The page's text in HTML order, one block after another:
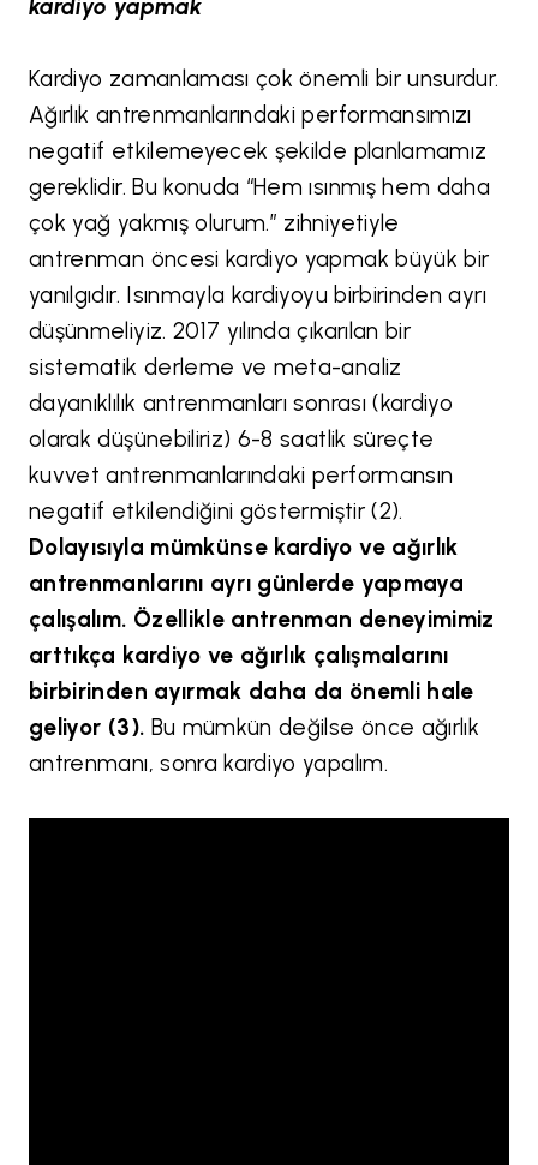
kardiyo yapmak
Kardiyo zamanlaması çok önemli bir unsurdur.
Ağırlık antrenmanlarındaki performansımızı
negatif etkilemeyecek şekilde planlamamız
gereklidir. Bu konuda “Hem ısınmış hem daha
çok yağ yakmış olurum.” zihniyetiyle
antrenman öncesi kardiyo yapmak büyük bir
yanılgıdır. Isınmayla kardiyoyu birbirinden ayrı
düşünmeliyiz. 2017 yılında çıkarılan bir
sistematik derleme ve meta-analiz
dayanıklılık antrenmanları sonrası (kardiyo
olarak düşünebiliriz) 6-8 saatlik süreçte
kuvvet antrenmanlarındaki performansın
negatif etkilendiğini göstermiştir (2).
Dolayısıyla mümkünse kardiyo ve ağırlık
antrenmanlarını ayrı günlerde yapmaya
çalışalım. Özellikle antrenman deneyimimiz
arttıkça kardiyo ve ağırlık çalışmalarını
birbirinden ayırmak daha da önemli hale
geliyor (3). Bu mümkün değilse önce ağırlık
antrenmanı, sonra kardiyo yapalım.